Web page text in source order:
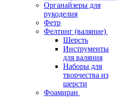
Органайзеры для
рукоделия
Фетр
Фелтинг (валяние)
Шерсть
Инструменты
для валяния
Наборы для
творчества из
шерсти
Фоамиран